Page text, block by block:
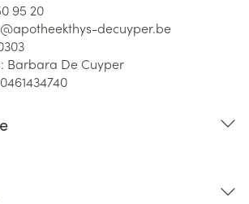
95 20
apotheekthys-decuyper.be
Barbara De Cuyper